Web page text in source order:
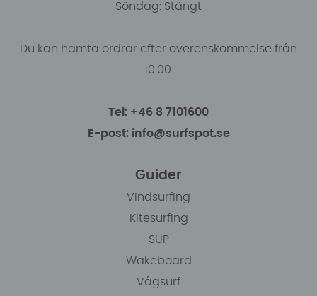
Söndag: Stängt
Du kan hämta ordrar efter överenskommelse från
10.00.
Tel: +46 8 7101600
E-post: info@surfspot.se
Guider
Vindsurfing
Kitesurfing
SUP
Wakeboard
Vågsurf